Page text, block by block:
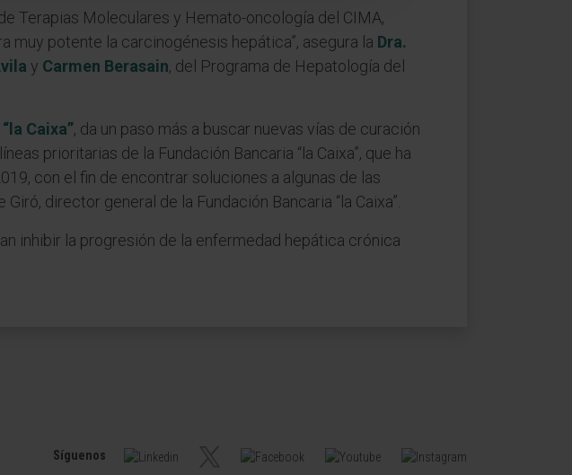
Terapias Moleculares y Hemato-oncología del CIMA,
muy potente la carcinogénesis hepática”, asegura la Dra.
y Carmen Berasain, del Programa de Hepatología del
Caixa”, da un paso más a buscar nuevas vías de curación
prioritarias de la Fundación Bancaria “la Caixa”, que ha
con el fin de encontrar soluciones a algunas de las
director general de la Fundación Bancaria “la Caixa”.
inhibir la progresión de la enfermedad hepática crónica
Síguenos